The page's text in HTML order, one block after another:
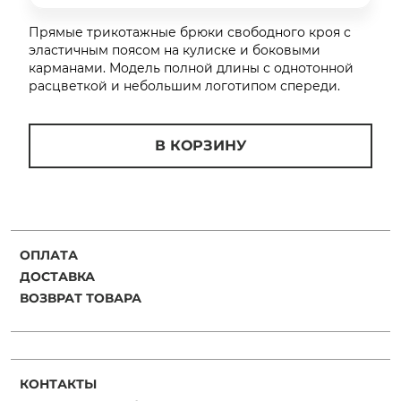
Прямые трикотажные брюки свободного кроя с
эластичным поясом на кулиске и боковыми
карманами. Модель полной длины с однотонной
расцветкой и небольшим логотипом спереди.
В КОРЗИНУ
ОПЛАТА
ДОСТАВКА
ВОЗВРАТ ТОВАРА
КОНТАКТЫ
8 800 302-02-51
plait.ru